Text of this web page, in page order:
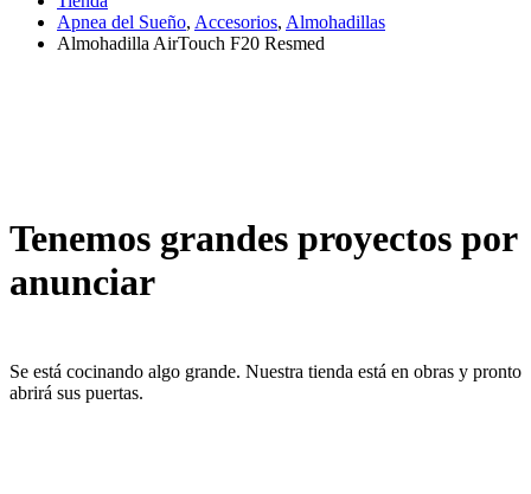
Apnea del Sueño, Accesorios, Almohadillas
Almohadilla AirTouch F20 Resmed
Tenemos grandes proyectos por
anunciar
Se está cocinando algo grande. Nuestra tienda está en obras y pronto
abrirá sus puertas.